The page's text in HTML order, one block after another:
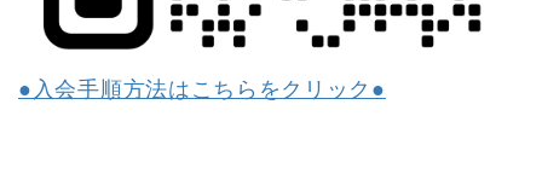
●入会手順方法はこちらをクリック●